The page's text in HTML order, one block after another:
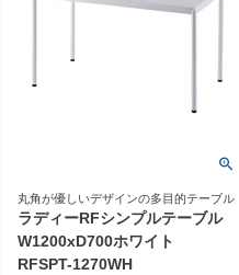
丸角が優しいデザインの多目的テーブル
ラディーRFシンプルテーブル
W1200xD700ホワイト
RFSPT-1270WH